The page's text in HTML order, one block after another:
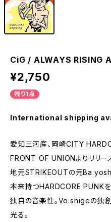
CiG / ALWAYS RISING
¥2,750
残り1点
International shipping
愛知三河産、岡崎CITY
FRONT OF UNIONよりリリー
地元STRIKEOUTの元
本来持つHARDCORE PUNK
独自の音楽性。Vo.shigeの独
光る。